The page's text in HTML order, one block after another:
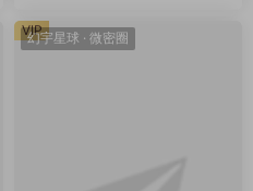
幻宇星球 · 微密圈
VIP